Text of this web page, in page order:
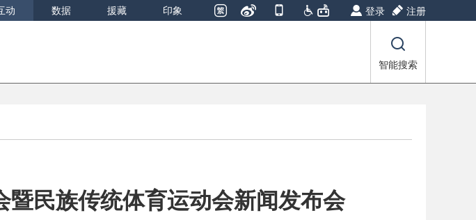
登录 注册
动 数据 援藏 印象
智能搜索
暨民族传统体育运动会新闻发布会